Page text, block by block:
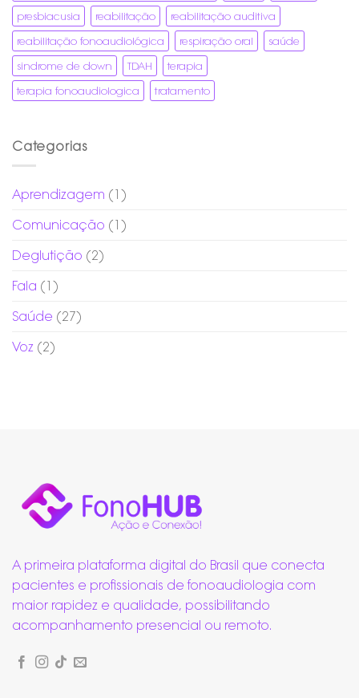
presbiacusia
reabilitação
reabilitação auditiva
reabilitação fonoaudiológica
respiração oral
saúde
sindrome de down
TDAH
terapia
terapia fonoaudiologica
tratamento
Categorias
Aprendizagem (1)
Comunicação (1)
Deglutição (2)
Fala (1)
Saúde (27)
Voz (2)
A primeira plataforma digital do Brasil que conecta
pacientes e profissionais de fonoaudiologia com
maior rapidez e qualidade, possibilitando
acompanhamento presencial ou remoto.